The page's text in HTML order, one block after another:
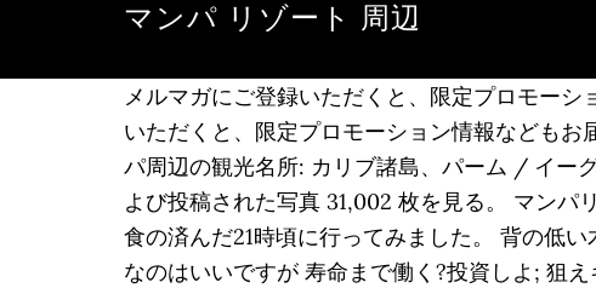
マンパ リゾート 周辺
メルマガにご登録いただくと、限定プロモー
いただくと、限定プロモーション情報なども
パ周辺の観光名所: カリブ諸島、パーム / イー
よび投稿された写真 31,002 枚を見る。 マン
食の済んだ21時頃に行ってみました。 背の低
なのはいいですが 寿命まで働く?投資しよ; 狙